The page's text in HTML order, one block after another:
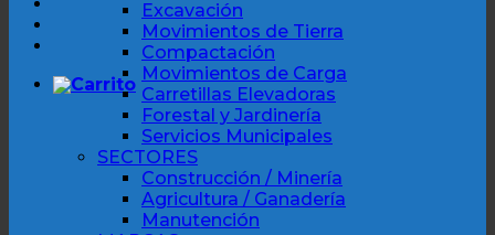
Excavación
Movimientos de Tierra
Compactación
Movimientos de Carga
Carretillas Elevadoras
Forestal y Jardinería
Servicios Municipales
SECTORES
Construcción / Minería
Agricultura / Ganadería
Manutención